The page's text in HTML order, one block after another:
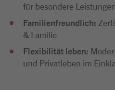
für besondere Leistungen
Familienfreundlich:
& Familie
Flexibilität leben:
und Privatleben im